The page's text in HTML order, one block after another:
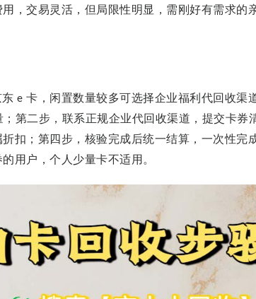
，交易灵活，但局限性明显，需刚好有需求的
e 卡，闲置数量较多可选择企业福利代回收渠
第二步，联系正规企业代回收渠道，提交卡券
扣；第四步，核验完成后统一结算，一次性完
用户，个人少量卡不适用。